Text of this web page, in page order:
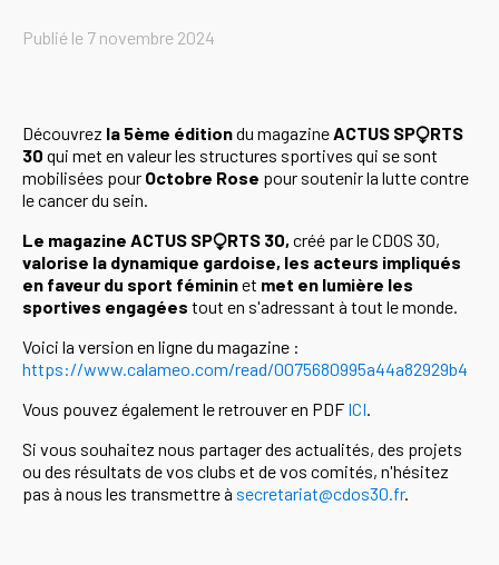
Publié le 7 novembre 2024
Découvrez la 5ème éditiondu magazineACTUS SP⧬RTS
30 qui met en valeur les structures sportives qui se sont
mobilisées pour Octobre Rose pour soutenir la lutte contre
le cancer du sein.
Le magazine ACTUS SP⧬RTS 30, créé par le CDOS 30,
valorise la dynamique gardoise, les acteurs impliqués
en faveur du sport fémininet met en lumière les
sportives engagées tout en s'adressant à tout le monde.
Voici la version en ligne du magazine :
https://www.calameo.com/read/0075680995a44a82929b4
Vous pouvez également le retrouver en PDF ICI.
Si vous souhaitez nous partager des actualités, des projets
ou des résultats de vos clubs et de vos comités, n'hésitez
pas à nous les transmettre à secretariat@cdos30.fr.